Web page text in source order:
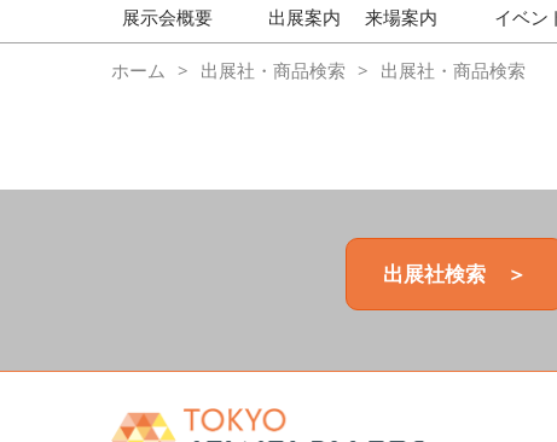
む展示会概要
前回来場者数
ミネラル&ストーンFES
出展案内
来場案内
会場の様子
イベン
ホーム 出展社・商品検索 出展社・商品検索
出展社検索 ＞